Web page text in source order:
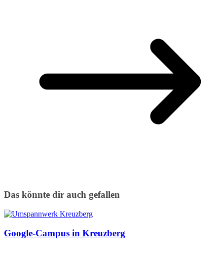
Das könnte dir auch gefallen
Google-Campus in Kreuzberg